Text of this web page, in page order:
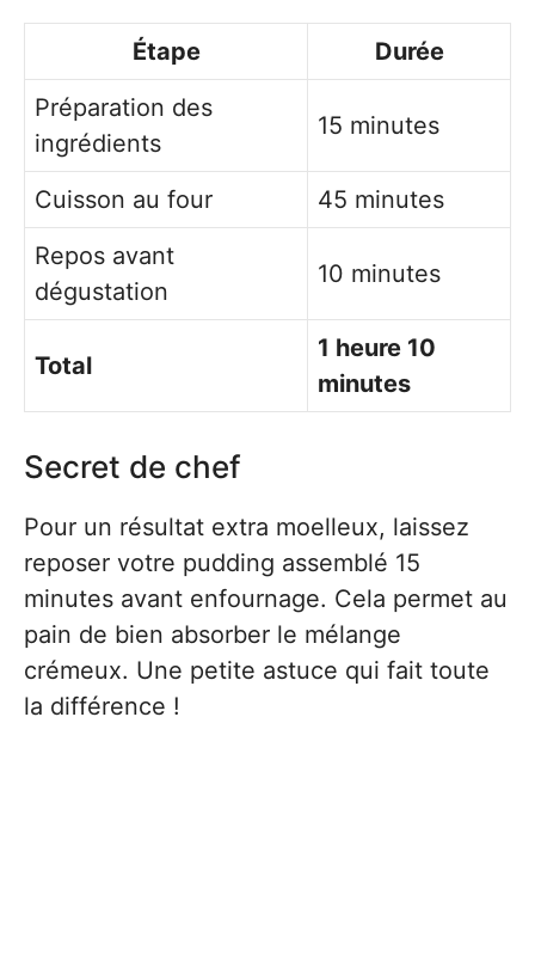
Étape
Durée
Préparation des
ingrédients
15 minutes
Cuisson au four
45 minutes
Repos avant
dégustation
10 minutes
Total
1 heure 10
minutes
Secret de chef
Pour un résultat extra moelleux, laissez
reposer votre pudding assemblé 15
minutes avant enfournage. Cela permet au
pain de bien absorber le mélange
crémeux. Une petite astuce qui fait toute
la différence !